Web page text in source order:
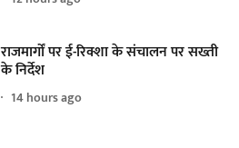
राजमार्गों पर ई-रिक्शा के संचालन पर सख्ती
के निर्देश
14 hours ago